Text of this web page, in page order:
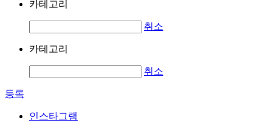
카테고리
취소
카테고리
취소
등록
인스타그램